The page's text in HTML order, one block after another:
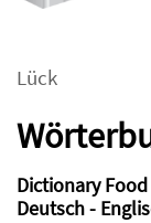
Lück
Dictionary
Deutsch -